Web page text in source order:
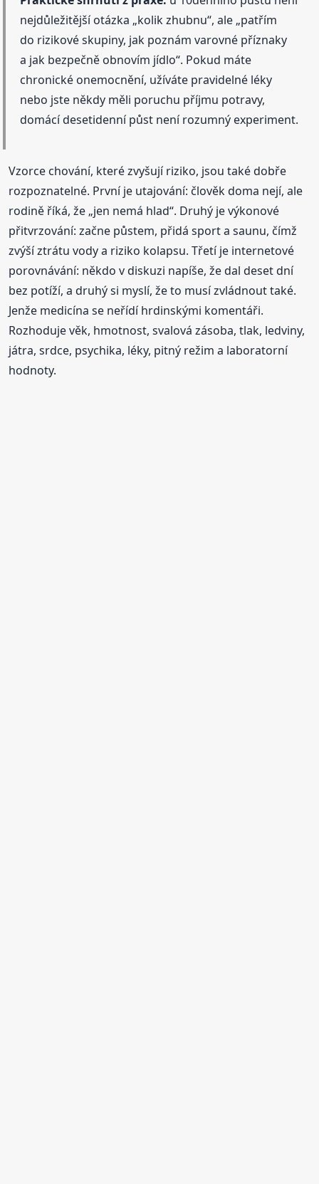
nejdůležitější otázka „kolik zhubnu“, ale „patřím
do rizikové skupiny, jak poznám varovné příznaky
a jak bezpečně obnovím jídlo“. Pokud máte
chronické onemocnění, užíváte pravidelné léky
nebo jste někdy měli poruchu příjmu potravy,
domácí desetidenní půst není rozumný experiment.
Vzorce chování, které zvyšují riziko, jsou také dobře
rozpoznatelné. První je utajování: člověk doma nejí, ale
rodině říká, že „jen nemá hlad“. Druhý je výkonové
přitvrzování: začne půstem, přidá sport a saunu, čímž
zvýší ztrátu vody a riziko kolapsu. Třetí je internetové
porovnávání: někdo v diskuzi napíše, že dal deset dní
bez potíží, a druhý si myslí, že to musí zvládnout také.
Jenže medicína se neřídí hrdinskými komentáři.
Rozhoduje věk, hmotnost, svalová zásoba, tlak, ledviny,
játra, srdce, psychika, léky, pitný režim a laboratorní
hodnoty.